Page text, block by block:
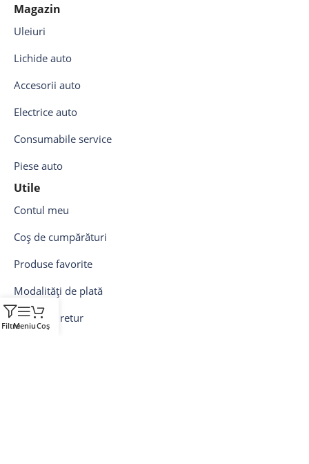
Magazin
Uleiuri
Lichide auto
Accesorii auto
Electrice auto
Consumabile service
Piese auto
Utile
Contul meu
Coș de cumpărături
Produse favorite
Modalități de plată
Livrare și retur
FiltreMeniuCoș